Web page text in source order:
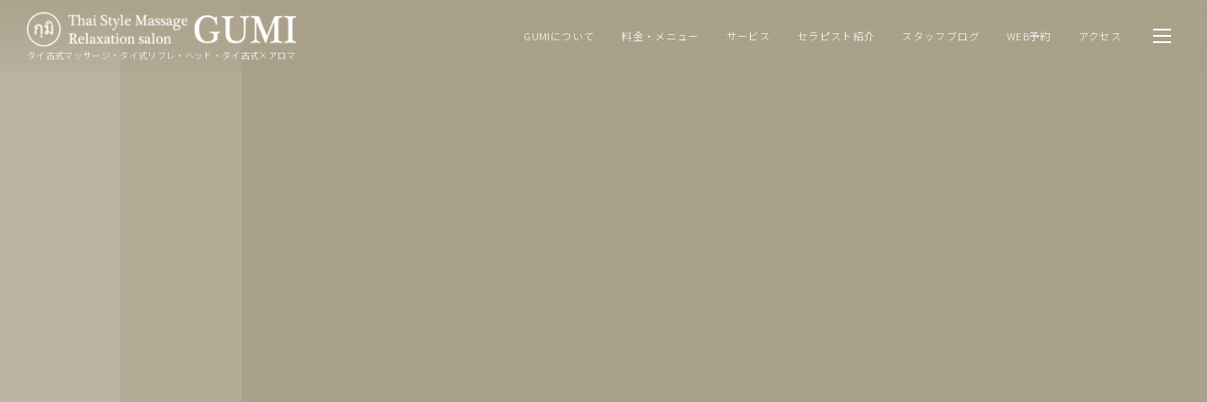
タイ古式マッサージ・タイ式リフレ・ヘッド・タイ古式×アロマ
GUMIについて 料金・メニュー サービス セラピスト紹介 スタッフブログ WEB予約 アクセス